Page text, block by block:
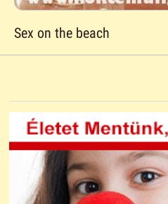
Sex on the beach